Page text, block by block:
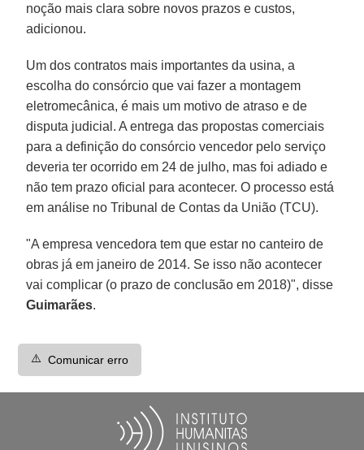
noção mais clara sobre novos prazos e custos,
adicionou.
Um dos contratos mais importantes da usina, a
escolha do consórcio que vai fazer a montagem
eletromecânica, é mais um motivo de atraso e de
disputa judicial. A entrega das propostas comerciais
para a definição do consórcio vencedor pelo serviço
deveria ter ocorrido em 24 de julho, mas foi adiado e
não tem prazo oficial para acontecer. O processo está
em análise no Tribunal de Contas da União (TCU).
"A empresa vencedora tem que estar no canteiro de
obras já em janeiro de 2014. Se isso não acontecer
vai complicar (o prazo de conclusão em 2018)", disse
Guimarães.
⚠️ Comunicar erro